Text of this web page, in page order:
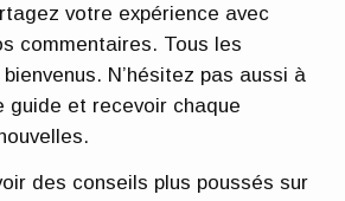
votre expérience avec
commentaires. Tous les
N’hésitez pas aussi à
guide et recevoir chaque
des conseils plus poussés sur